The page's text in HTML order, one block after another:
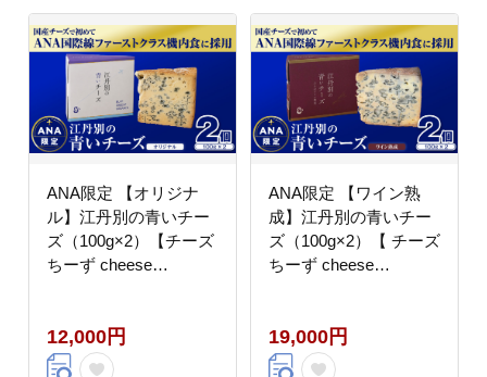
ANA限定 【オリジナ
ル】江丹別の青いチー
ズ（100g×2）【チーズ
ちーず cheese
際線ファースト機内食
北海道 旭川市 】
12,000円
ANA限定 【ワイン熟
成】江丹別の青いチー
ズ（100g×2）【 チーズ
ちーず cheese
み 晩酌 ANA限定 ANA
国際線ファーストクラ
19,000円